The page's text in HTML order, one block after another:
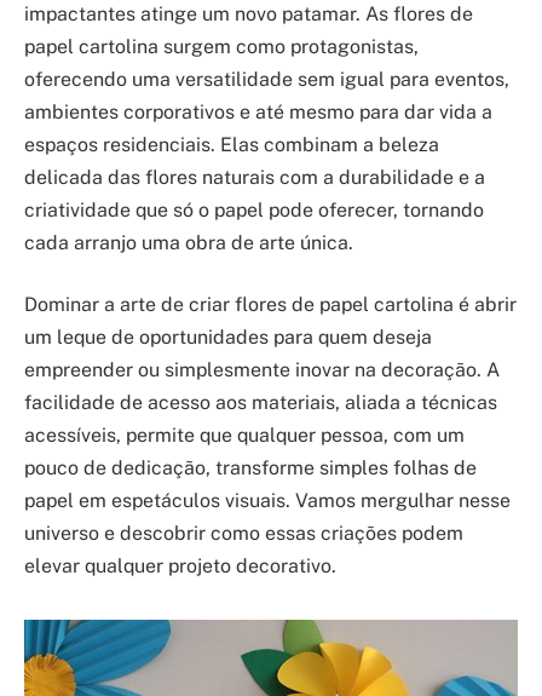
impactantes atinge um novo patamar. As flores de
papel cartolina surgem como protagonistas,
oferecendo uma versatilidade sem igual para eventos,
ambientes corporativos e até mesmo para dar vida a
espaços residenciais. Elas combinam a beleza
delicada das flores naturais com a durabilidade e a
criatividade que só o papel pode oferecer, tornando
cada arranjo uma obra de arte única.
Dominar a arte de criar flores de papel cartolina é abrir
um leque de oportunidades para quem deseja
empreender ou simplesmente inovar na decoração. A
facilidade de acesso aos materiais, aliada a técnicas
acessíveis, permite que qualquer pessoa, com um
pouco de dedicação, transforme simples folhas de
papel em espetáculos visuais. Vamos mergulhar nesse
universo e descobrir como essas criações podem
elevar qualquer projeto decorativo.